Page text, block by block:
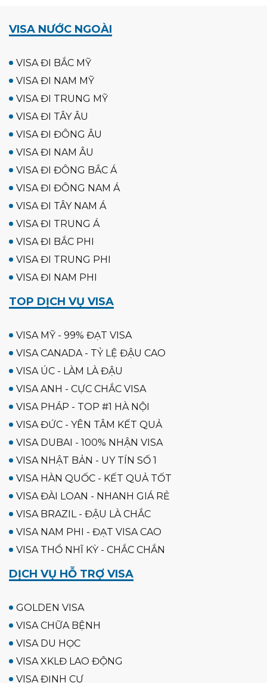
VISA NƯỚC NGOÀI
VISA ĐI BẮC MỸ
VISA ĐI NAM MỸ
VISA ĐI TRUNG MỸ
VISA ĐI TÂY ÂU
VISA ĐI ĐÔNG ÂU
VISA ĐI NAM ÂU
VISA ĐI ĐÔNG BẮC Á
VISA ĐI ĐÔNG NAM Á
VISA ĐI TÂY NAM Á
VISA ĐI TRUNG Á
VISA ĐI BẮC PHI
VISA ĐI TRUNG PHI
VISA ĐI NAM PHI
TOP DỊCH VỤ VISA
VISA MỸ - 99% ĐẠT VISA
VISA CANADA - TỶ LỆ ĐẬU CAO
VISA ÚC - LÀM LÀ ĐẬU
VISA ANH - CỰC CHẮC VISA
VISA PHÁP - TOP #1 HÀ NỘI
VISA ĐỨC - YÊN TÂM KẾT QUẢ
VISA DUBAI - 100% NHẬN VISA
VISA NHẬT BẢN - UY TÍN SỐ 1
VISA HÀN QUỐC - KẾT QUẢ TỐT
VISA ĐÀI LOAN - NHANH GIÁ RẺ
VISA BRAZIL - ĐẬU LÀ CHẮC
VISA NAM PHI - ĐẠT VISA CAO
VISA THỔ NHĨ KỲ - CHẮC CHẮN
DỊCH VỤ HỖ TRỢ VISA
GOLDEN VISA
VISA CHỮA BỆNH
VISA DU HỌC
VISA XKLĐ LAO ĐỘNG
VISA ĐỊNH CƯ